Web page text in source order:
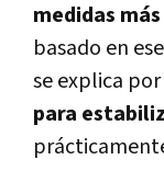
medidas
basado en
se explica
para